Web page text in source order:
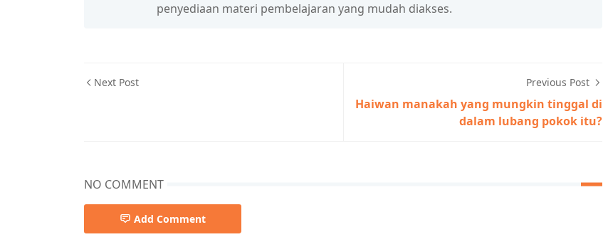
penyediaan materi pembelajaran yang mudah diakses.
Next Post Previous Post
Haiwan manakah yang mungkin tinggal di
dalam lubang pokok itu?
NO COMMENT
Add Comment